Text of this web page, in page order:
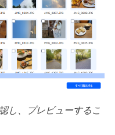
し、プレビューするこ